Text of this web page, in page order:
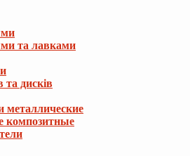
та лавками
та дисків
металлические
композитные